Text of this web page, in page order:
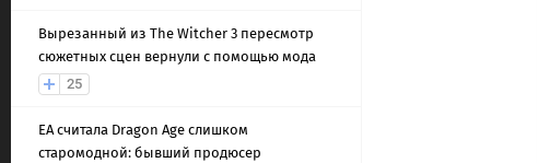
Вырезанный из The Witcher 3 пересмотр
сюжетных сцен вернули с помощью мода
25
EA считала Dragon Age слишком
старомодной: бывший продюсер